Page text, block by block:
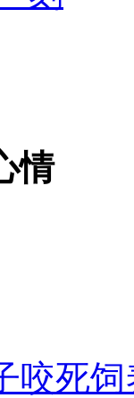
脚踢
情
咬死